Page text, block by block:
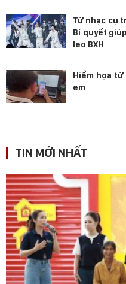
Từ nhạc cụ
Bí quyết
leo BXH
Hiểm họa
em
TIN MỚI NHẤT